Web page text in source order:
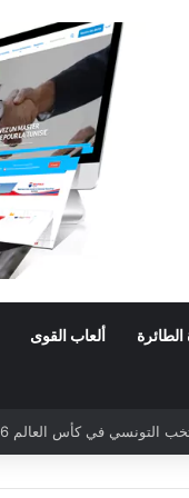
الطائرة ألعاب القوى